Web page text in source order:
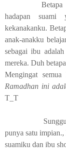
hadapan suami
kekanakanku.
anak-anakku
sebagai ibu
mereka. Duh
Mengingat
Ramadhan ini
T_T
punya satu impian.,
suamiku dan ibu